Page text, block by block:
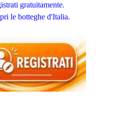
gratuitamente.
le botteghe d'Italia.